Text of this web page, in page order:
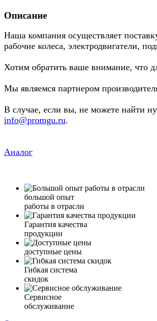
Описание
Наша компания осуществляет
рабочие колеса, электродвигатели,
Хотим обратить ваше внимание, что
Мы являемся партнером
В случае, если вы, не можете найти
info@promgu.ru.
Аналог
большой опыт
работы в отрасли
Гарантия качества
продукции
доступные цены
Гибкая система
скидок
Сервисное
обслуживание